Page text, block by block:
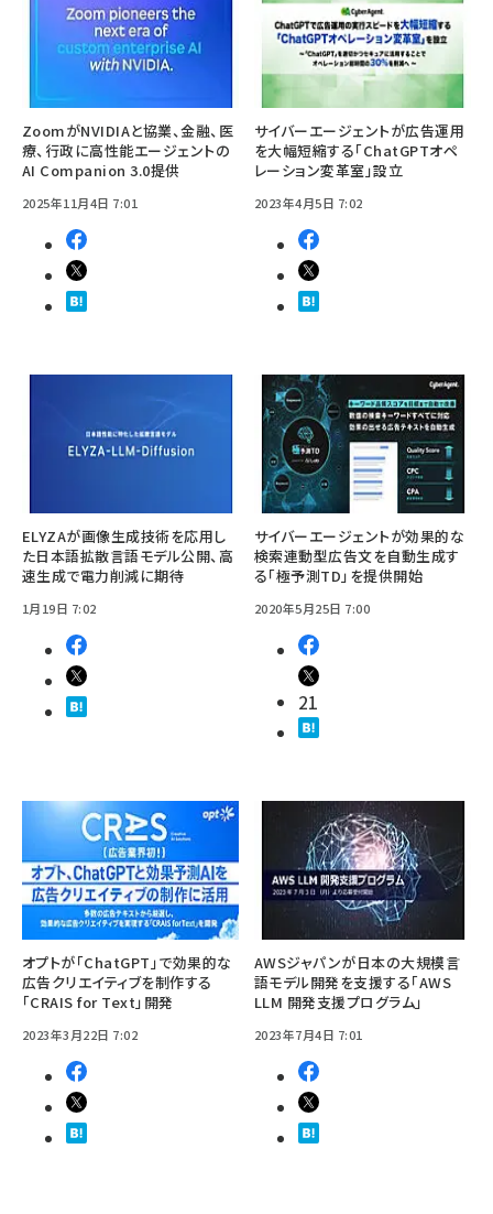
ZoomがNVIDIAと協業、金融、医
療、行政に高性能エージェントの
AI Companion 3.0提供
2025年11月4日 7:01
サイバーエージェントが広告運用
を大幅短縮する「ChatGPTオペ
レーション変革室」設立
2023年4月5日 7:02
ELYZAが画像生成技術を応用し
た日本語拡散言語モデル公開、高
速生成で電力削減に期待
1月19日 7:02
サイバーエージェントが効果的な
検索連動型広告文を自動生成す
る「極予測TD」を提供開始
2020年5月25日 7:00
21
オプトが「ChatGPT」で効果的な
広告クリエイティブを制作する
「CRAIS for Text」開発
2023年3月22日 7:02
AWSジャパンが日本の大規模言
語モデル開発を支援する「AWS
LLM 開発支援プログラム」
2023年7月4日 7:01